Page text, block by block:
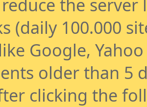
the
(daily 100.000
Google,
older than 5
clicking the